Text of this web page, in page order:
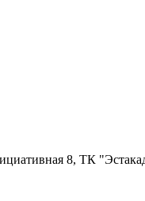
8, ТК